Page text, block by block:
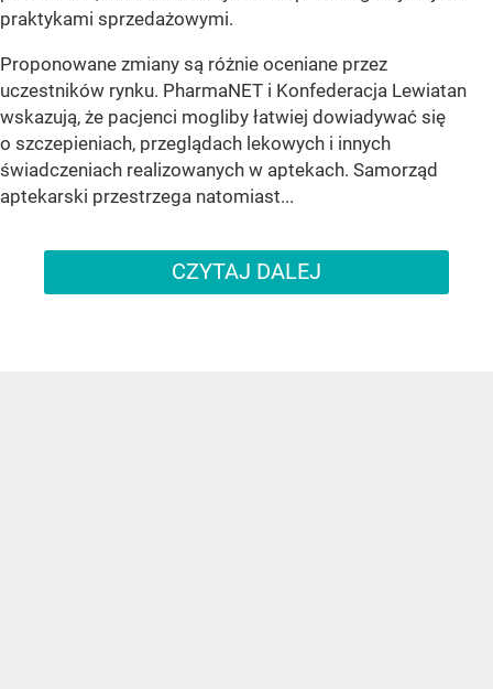
praktykami sprzedażowymi.
Proponowane zmiany są różnie oceniane przez
uczestników rynku. PharmaNET i Konfederacja Lewiatan
wskazują, że pacjenci mogliby łatwiej dowiadywać się
o szczepieniach, przeglądach lekowych i innych
świadczeniach realizowanych w aptekach. Samorząd
aptekarski przestrzega natomiast...
CZYTAJ DALEJ